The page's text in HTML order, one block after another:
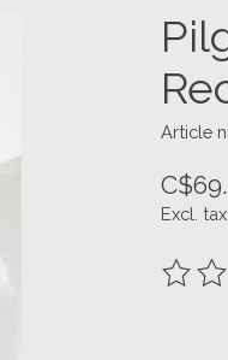
Article
Excl. tax
The